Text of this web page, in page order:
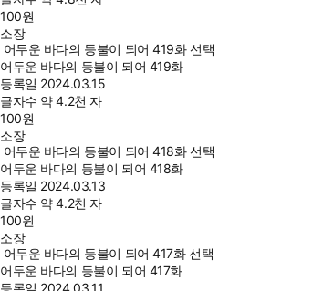
100원
소장
어두운 바다의 등불이 되어 419화 선택
어두운 바다의 등불이 되어 419화
등록일 2024.03.15
글자수 약 4.2천 자
100원
소장
어두운 바다의 등불이 되어 418화 선택
어두운 바다의 등불이 되어 418화
등록일 2024.03.13
글자수 약 4.2천 자
100원
소장
어두운 바다의 등불이 되어 417화 선택
어두운 바다의 등불이 되어 417화